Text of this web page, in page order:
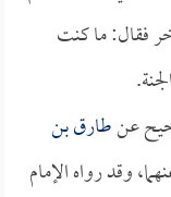
فقال: ما كنت
عنطارق بن
وقد رواه الإمام